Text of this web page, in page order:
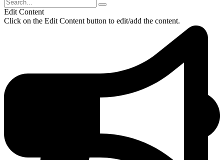
Edit Content
Click on the Edit Content button to edit/add the content.